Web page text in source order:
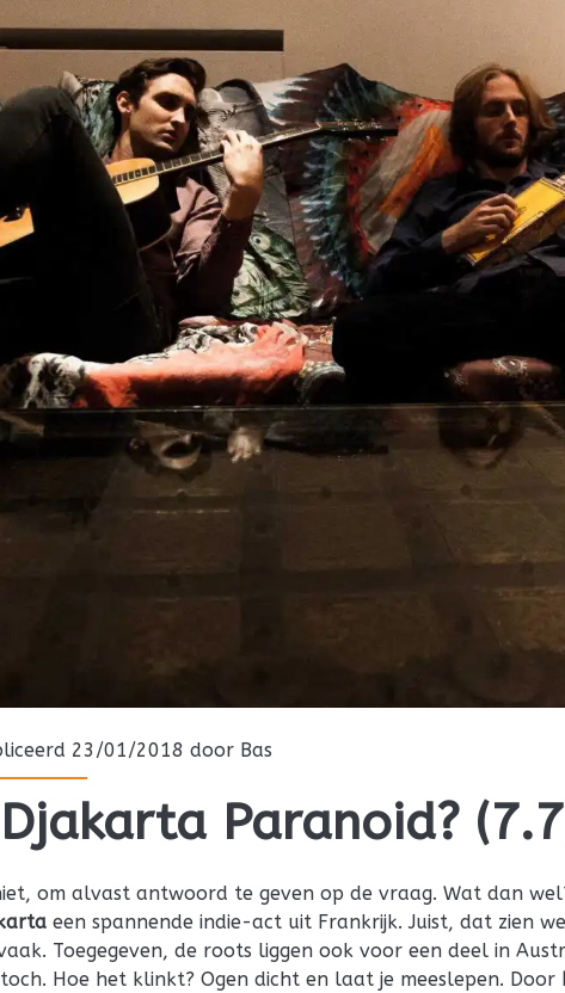
23/01/2018 door Bas
Paranoid?
om alvast antwoord te geven op de vraag. Wat dan
een spannende indie-act uit Frankrijk. Juist, dat zien
Toegegeven, de roots liggen ook voor een deel in
Hoe het klinkt? Ogen dicht en laat je meeslepen. Door